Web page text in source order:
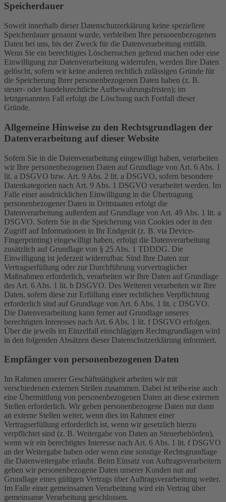
Speicherdauer
Soweit innerhalb dieser Datenschutzerklärung keine speziellere
Speicherdauer genannt wurde, verbleiben Ihre personenbezogenen
Daten bei uns, bis der Zweck für die Datenverarbeitung entfällt.
Wenn Sie ein berechtigtes Löschersuchen geltend machen oder eine
Einwilligung zur Datenverarbeitung widerrufen, werden Ihre Daten
gelöscht, sofern wir keine anderen rechtlich zulässigen Gründe für
die Speicherung Ihrer personenbezogenen Daten haben (z. B.
steuer- oder handelsrechtliche Aufbewahrungsfristen); im
letztgenannten Fall erfolgt die Löschung nach Fortfall dieser
Gründe.
Allgemeine Hinweise zu den Rechtsgrundlagen der
Datenverarbeitung auf dieser Website
Sofern Sie in die Datenverarbeitung eingewilligt haben, verarbeiten
wir Ihre personenbezogenen Daten auf Grundlage von Art. 6 Abs. 1
lit. a DSGVO bzw. Art. 9 Abs. 2 lit. a DSGVO, sofern besondere
Datenkategorien nach Art. 9 Abs. 1 DSGVO verarbeitet werden. Im
Falle einer ausdrücklichen Einwilligung in die Übertragung
personenbezogener Daten in Drittstaaten erfolgt die
Datenverarbeitung außerdem auf Grundlage von Art. 49 Abs. 1 lit. a
DSGVO. Sofern Sie in die Speicherung von Cookies oder in den
Zugriff auf Informationen in Ihr Endgerät (z. B. via Device-
Fingerprinting) eingewilligt haben, erfolgt die Datenverarbeitung
zusätzlich auf Grundlage von § 25 Abs. 1 TDDDG. Die
Einwilligung ist jederzeit widerrufbar. Sind Ihre Daten zur
Vertragserfüllung oder zur Durchführung vorvertraglicher
Maßnahmen erforderlich, verarbeiten wir Ihre Daten auf Grundlage
des Art. 6 Abs. 1 lit. b DSGVO. Des Weiteren verarbeiten wir Ihre
Daten, sofern diese zur Erfüllung einer rechtlichen Verpflichtung
erforderlich sind auf Grundlage von Art. 6 Abs. 1 lit. c DSGVO.
Die Datenverarbeitung kann ferner auf Grundlage unseres
berechtigten Interesses nach Art. 6 Abs. 1 lit. f DSGVO erfolgen.
Über die jeweils im Einzelfall einschlägigen Rechtsgrundlagen wird
in den folgenden Absätzen dieser Datenschutzerklärung informiert.
Empfänger von personenbezogenen Daten
Im Rahmen unserer Geschäftstätigkeit arbeiten wir mit
verschiedenen externen Stellen zusammen. Dabei ist teilweise auch
eine Übermittlung von personenbezogenen Daten an diese externen
Stellen erforderlich. Wir geben personenbezogene Daten nur dann
an externe Stellen weiter, wenn dies im Rahmen einer
Vertragserfüllung erforderlich ist, wenn wir gesetzlich hierzu
verpflichtet sind (z. B. Weitergabe von Daten an Steuerbehörden),
wenn wir ein berechtigtes Interesse nach Art. 6 Abs. 1 lit. f DSGVO
an der Weitergabe haben oder wenn eine sonstige Rechtsgrundlage
die Datenweitergabe erlaubt. Beim Einsatz von Auftragsverarbeitern
geben wir personenbezogene Daten unserer Kunden nur auf
Grundlage eines gültigen Vertrags über Auftragsverarbeitung weiter.
Im Falle einer gemeinsamen Verarbeitung wird ein Vertrag über
gemeinsame Verarbeitung geschlossen.